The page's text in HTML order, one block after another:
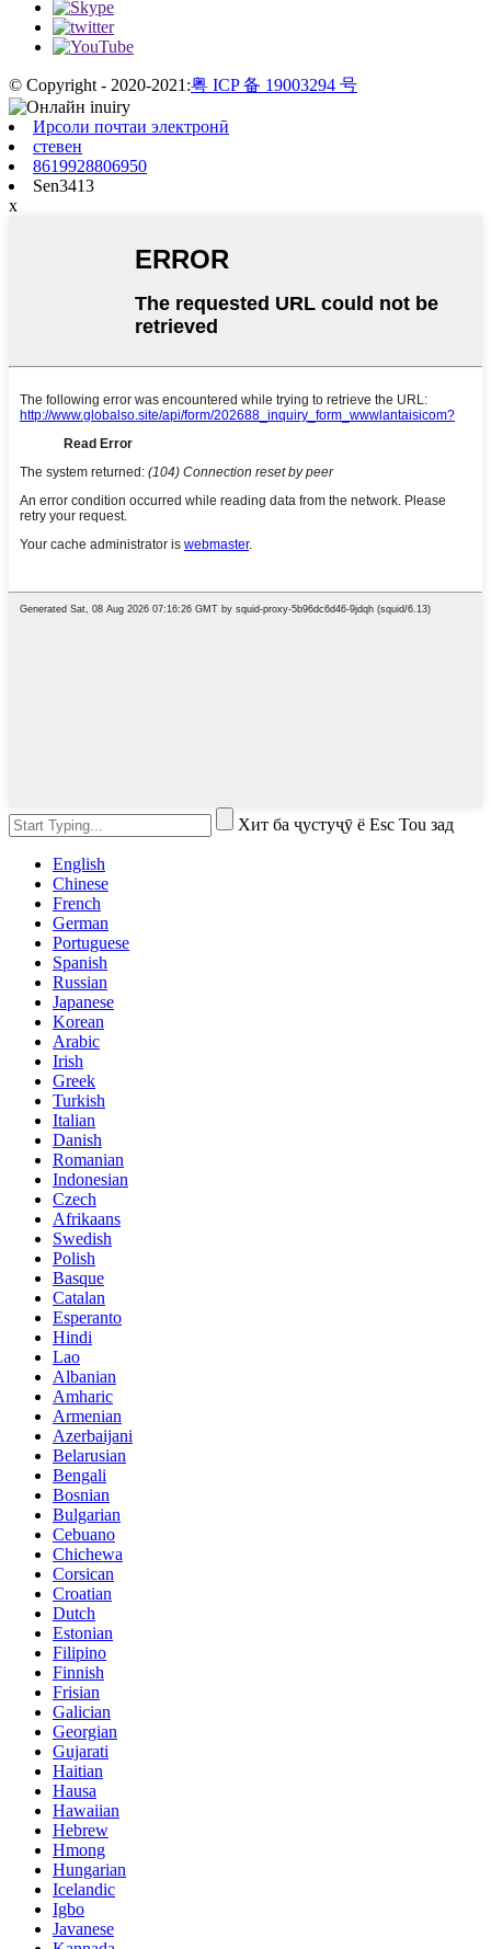
© Copyright - 2020-2021:粤 ICP 备 19003294 号
Ирсоли почтаи электронӣ
стевен
8619928806950
Sen3413
x
Хит ба ҷустуҷӯ ё Esc Tou зад
English
Chinese
French
German
Portuguese
Spanish
Russian
Japanese
Korean
Arabic
Irish
Greek
Turkish
Italian
Danish
Romanian
Indonesian
Czech
Afrikaans
Swedish
Polish
Basque
Catalan
Esperanto
Hindi
Lao
Albanian
Amharic
Armenian
Azerbaijani
Belarusian
Bengali
Bosnian
Bulgarian
Cebuano
Chichewa
Corsican
Croatian
Dutch
Estonian
Filipino
Finnish
Frisian
Galician
Georgian
Gujarati
Haitian
Hausa
Hawaiian
Hebrew
Hmong
Hungarian
Icelandic
Igbo
Javanese